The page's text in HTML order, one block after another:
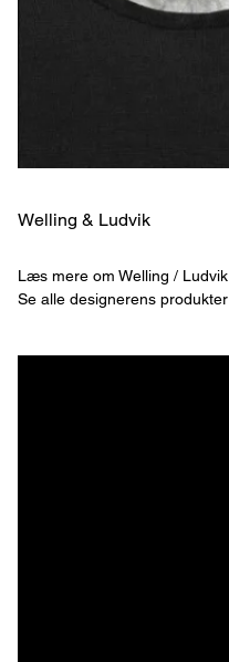
Welling & ­Ludvik
Læs mere om Welling / Ludvik
Se alle designerens produkter